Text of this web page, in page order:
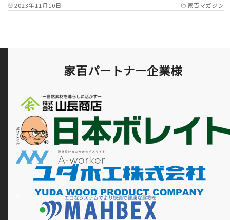
2023年11月10日 家百マガジン
家百パートナー企業様